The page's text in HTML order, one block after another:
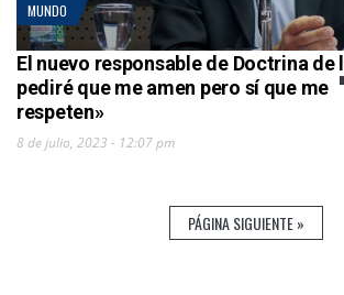
MUNDO
El nuevo responsable de Doctrina de
pediré que me amen pero sí que me
respeten»
8 de julio, 2023 - 12:07 pm
PÁGINA SIGUIENTE »